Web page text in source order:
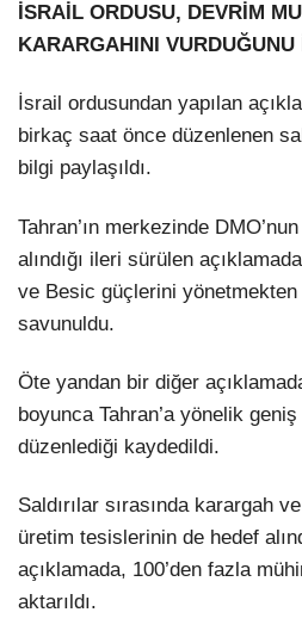
İSRAİL ORDUSU, DEVRİM
KARARGAHINI VURDUĞUNU
İsrail ordusundan yapılan
birkaç saat önce düzenlenen
bilgi paylaşıldı.
Tahran’ın merkezinde
alındığı ileri sürülen
ve Besic güçlerini
savunuldu.
Öte yandan bir diğer
boyunca Tahran’a yönelik geniş
düzenlediği kaydedildi.
Saldırılar sırasında karargah
üretim tesislerinin de hedef
açıklamada, 100’den fazla
aktarıldı.